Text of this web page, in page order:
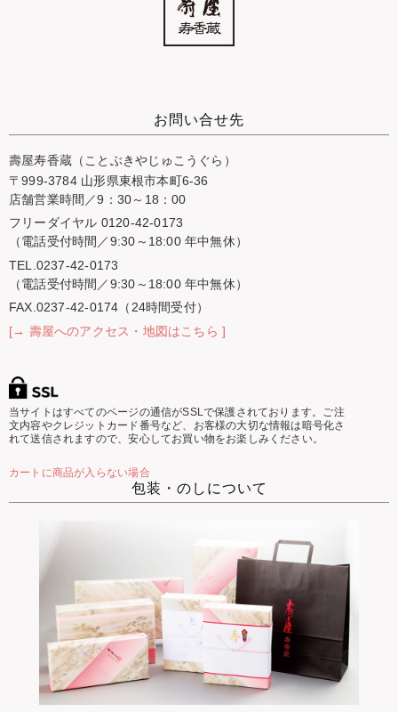
お問い合せ先
壽屋寿香蔵（ことぶきやじゅこうぐら）
〒999-3784 山形県東根市本町6-36
店舗営業時間／9：30～18：00
フリーダイヤル 0120-42-0173
（電話受付時間／9:30～18:00 年中無休）
TEL.0237-42-0173
（電話受付時間／9:30～18:00 年中無休）
FAX.0237-42-0174（24時間受付）
[→ 壽屋へのアクセス・地図はこちら ]
当サイトはすべてのページの通信がSSLで保護されております。ご注
文内容やクレジットカード番号など、お客様の大切な情報は暗号化さ
れて送信されますので、安心してお買い物をお楽しみください。
カートに商品が入らない場合
包装・のしについて